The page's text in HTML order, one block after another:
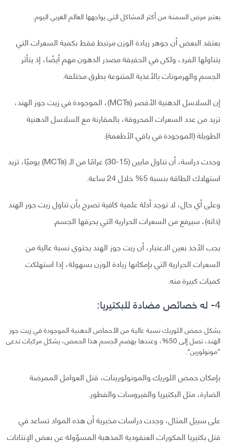
يعتبر مرض السمنة من أكثر المشاكل التي يواجهها العالم الغربي اليوم.
يعتقد البعض أن جوهر زيادة الوزن مرتبط فقط بكمية السعرات التي
يتناولها الفرد، ولكن في الحقيقة مصدر الدهون مهم أيضًا، إذ يتأثر
الجسم والهرمونات بالأغذية المتنوعة بطرق مختلفة.
إن السلاسل الدهنية الأقصر (MCTs)، الموجودة في زيت جوز الهند،
تزيد من عدد السعرات المحروقة، بالمقارنة مع السلاسل الدهنية
الطويلة (الموجودة في باقي الأطعمة).
وجدت دراسة، أن تناول مابين (15-30) غرامًا من الـ (MCTs) يوميًا، تزيد
استهلاك الطاقة بنسبة 5% خلال 24 ساعة.
وعلى أي حال، لا توجد أدلة علمية كافية تصرح بأن تناول زيت جوز الهند
(ذاته)، سيرفع من السعرات الحرارية التي يحرقها الجسم.
يجب الأخذ بعين الاعتبار، أن زيت جوز الهند يحتوي نسبة عالية من
السعرات الحرارية التي بإمكانها زيادة الوزن بسهولة، إذا استهلكت
كميات كبيرة منه.
4- له خصائص مضادة للبكتيريا:
يشكل حمض اللوريك نسبة عالية من الأحماض الدهنية الموجودة في زيت جوز
الهند، تصل إلى 50%، وعندها يهضم الجسم هذا الحمض، يشكل مركبات تدعى
"مونولورين".
بإمكان حمض اللوريك والمونولورينات، قتل العوامل الممرضة
الضارة، مثل البكتيريا والفيروسات والفطور.
على سبيل المثال، وجدت دراسات مخبرية أن هذه المواد تساعد في
قتل بكتيريا المكورات العنقودية المذهبة المسؤولة عن بعض الإنتانات